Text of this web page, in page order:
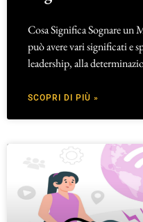
Cosa Significa Sognare un
può avere vari significati e
leadership, alla
SCOPRI DI PIÙ »